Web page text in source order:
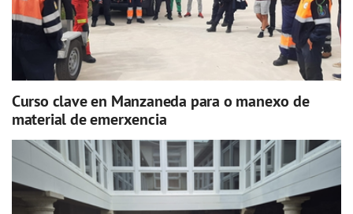
Curso clave en Manzaneda para o manexo de
material de emerxencia